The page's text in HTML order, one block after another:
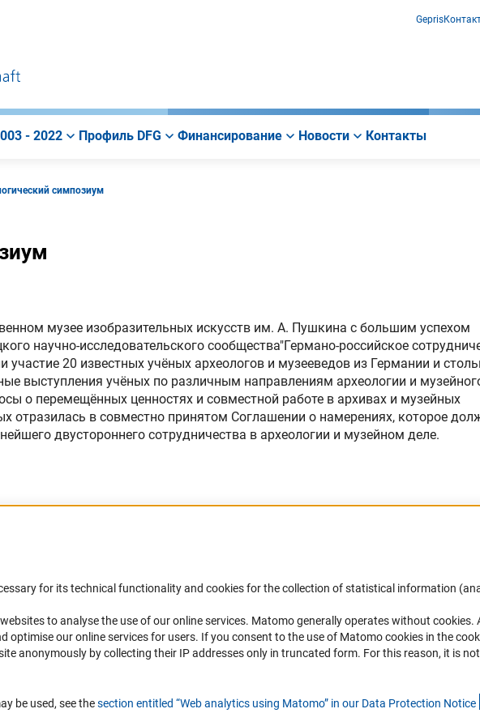
Gepris
- 2022 Профиль DFG Финансирование Новости Контакты
симпозиум
музее изобразительных искусств им. А. Пушкина с большим успехом
научно-исследовательского сообщества"Германо-российское
20 известных учёных археологов и музееведов из Германии и
выступления учёных по различным направлениям археологии и
о перемещённых ценностях и совместной работе в архивах и музейных
отразилась в совместно принятом Соглашении о намерениях, которое
двустороннего сотрудничества в археологии и музейном деле.
Финансирование
Партнёры DFG в России
DFG Newsletter
for its technical functionality and cookies for the collection of statistical information
to analyse the use of our online services. Matomo generally operates without cookies.
optimise our online services for users. If you consent to the use of Matomo cookies in the
anonymously by collecting their IP addresses only in truncated form. For this reason, it is
be used, see thesection entitled “Web analytics using Matomo” in our Data Protection Notice